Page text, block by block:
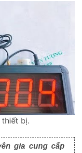
bị.
gia cung cấp